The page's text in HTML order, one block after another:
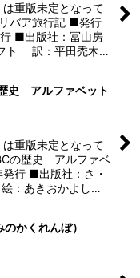
重版未定となって
バア旅行記 ■発行
■出版社：冨山房
ト 訳：平田禿木…
史 アルファベット
重版未定となって
の歴史 アルファベ
行 ■出版社：さ・
：あきおかよし…
かくれんぼ）